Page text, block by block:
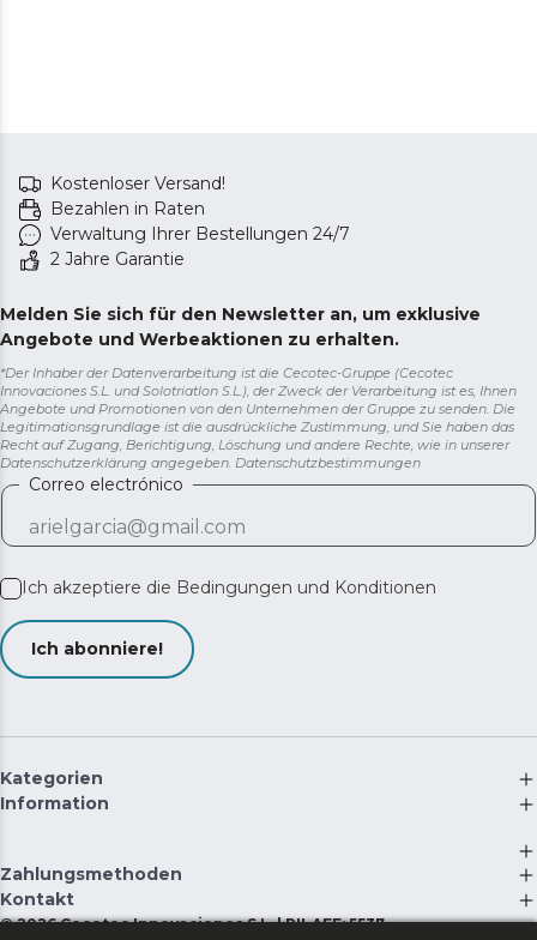
Kostenloser Versand!
Bezahlen in Raten
Verwaltung Ihrer Bestellungen 24/7
2 Jahre Garantie
Melden Sie sich für den Newsletter an, um exklusive
Angebote und Werbeaktionen zu erhalten.
*Der Inhaber der Datenverarbeitung ist die Cecotec-Gruppe (Cecotec
Innovaciones S.L. und Solotriatlon S.L.), der Zweck der Verarbeitung ist es, Ihnen
Angebote und Promotionen von den Unternehmen der Gruppe zu senden. Die
Legitimationsgrundlage ist die ausdrückliche Zustimmung, und Sie haben das
Recht auf Zugang, Berichtigung, Löschung und andere Rechte, wie in unserer
Datenschutzerklärung angegeben. Datenschutzbestimmungen
Correo electrónico
Ich akzeptiere die Bedingungen und Konditionen
Ich abonniere!
Kategorien
Information
Zahlungsmethoden
Kontakt
©2026 Cecotec Innovaciones S.L. | RII-AEE: 5537